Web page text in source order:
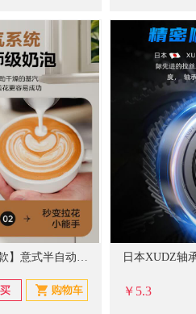
美的（Midea）【行业爆款】意式半自动咖啡机冷热双萃研磨一体机小型全自动家用送礼物磨豆机可打奶泡MA-GE5110
￥5.3